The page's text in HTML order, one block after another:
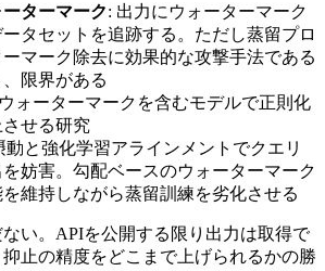
ターマーク: 出力にウォーターマーク
タセットを追跡する。ただし蒸留プロ
マーク除去に効果的な攻撃手法である
限界がある
ォーターマークを含むモデルで正則化
せる研究
動と強化学習アラインメントでクエリ
妨害。勾配ベースのウォーターマーク
維持しながら蒸留訓練を劣化させる
い。APIを公開する限り出力は取得で
止の精度をどこまで上げられるかの勝